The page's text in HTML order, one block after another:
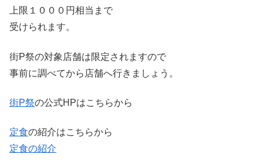
上限１０００円相当まで
受けられます。
街P祭の対象店舗は限定されますので
事前に調べてから店舗へ行きましょう。
街P祭の公式HPはこちらから
定食の紹介はこちらから
定食の紹介